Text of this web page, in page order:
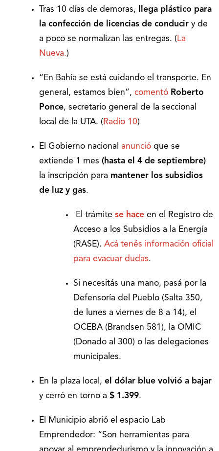
Tras 10 días de demoras,
llega plástico para
la confección de licencias de conducir y de
a poco se normalizan las entregas. ( La
Nueva.)
“En Bahía se está cuidando el transporte. En
general, estamos bien”, comentó Roberto
Ponce, secretario general de la seccional
local de la UTA. ( Radio 10)
El Gobierno nacional anunció que se
extiende 1 mes (hasta el 4 de septiembre)
la inscripción para mantener los subsidios
de luz y gas.
El trámite se hace en el Registro de
Acceso a los Subsidios a la Energía
(RASE). Acá tenés información oficial
para evacuar dudas.
Si necesitás una mano, pasá por la
Defensoría del Pueblo (Salta 350,
de lunes a viernes de 8 a 14), el
OCEBA (Brandsen 581), la OMIC
(Donado al 300) o las delegaciones
municipales.
En la plaza local, el dólar blue volvió a bajar
y cerró en torno a $ 1.399.
El Municipio abrió el espacio Lab
Emprendedor: “Son herramientas para